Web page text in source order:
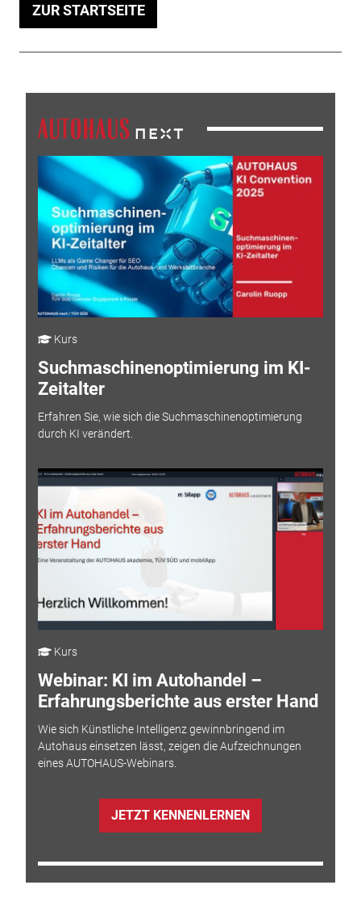
ZUR STARTSEITE
Kurs
Suchmaschinenoptimierung im KI-
Zeitalter
Erfahren Sie, wie sich die Suchmaschinenoptimierung
durch KI verändert.
Kurs
Webinar: KI im Autohandel –
Erfahrungsberichte aus erster Hand
Wie sich Künstliche Intelligenz gewinnbringend im
Autohaus einsetzen lässt, zeigen die Aufzeichnungen
eines AUTOHAUS-Webinars.
JETZT KENNENLERNEN